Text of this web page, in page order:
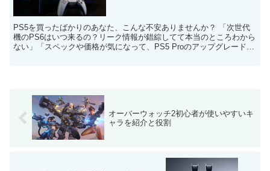
PS5を買ったばかりのあなた、こんな不安ありませんか？ 「次世代
機のPS6はいつ来るの？リーク情報が錯綜してて本当のところわから
ない」「スペックや価格が気になって、PS5 Proのアップグレードを
オーバーウォッチ2初心者が使いやすいキ
ャラを紹介と役割